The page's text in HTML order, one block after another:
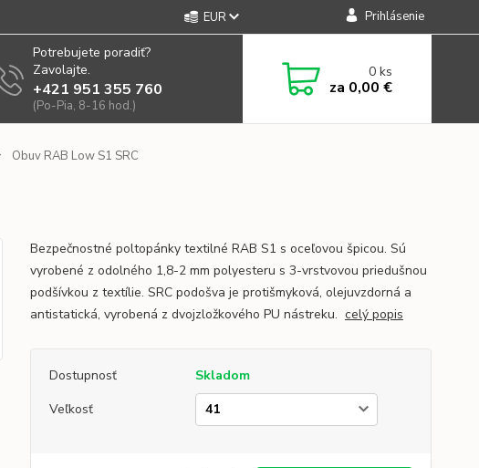
EUR Prihlásenie
Potrebujete poradiť?
Zavolajte.
+421 951 355 760
(Po-Pia, 8-16 hod.)
0ks
za 0,00 €
Obuv RAB Low S1 SRC
Bezpečnostné poltopánky textilné RAB S1 s oceľovou špicou. Sú
vyrobené z odolného 1,8-2 mm polyesteru s 3-vrstvovou priedušnou
podšívkou z textílie. SRC podošva je protišmyková, olejuvzdorná a
antistatická, vyrobená z dvojzložkového PU nástreku. celý popis
Dostupnosť
Skladom
Veľkosť